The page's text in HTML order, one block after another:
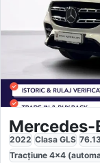
2022 Clasa GLS
Tracțiune 4x4